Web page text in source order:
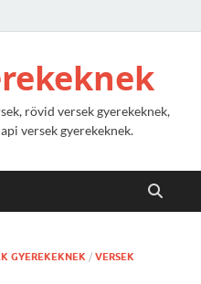
rövid versek gyerekeknek,
versek gyerekeknek.
GYEREKEKNEK / VERSEK